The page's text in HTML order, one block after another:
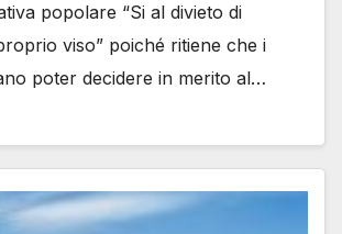
popolare “Si al divieto di
viso” poiché ritiene che i
poter decidere in merito al…